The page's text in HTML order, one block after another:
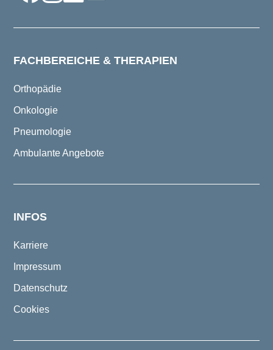
FACHBEREICHE & THERAPIEN
Orthopädie
Onkologie
Pneumologie
Ambulante Angebote
INFOS
Karriere
Impressum
Datenschutz
Cookies